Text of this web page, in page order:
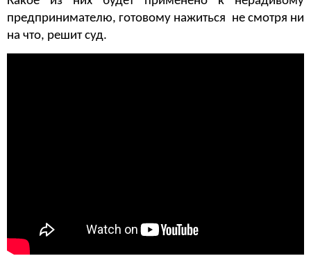
предпринимателю, готовому нажиться не смотря ни
на что, решит суд.